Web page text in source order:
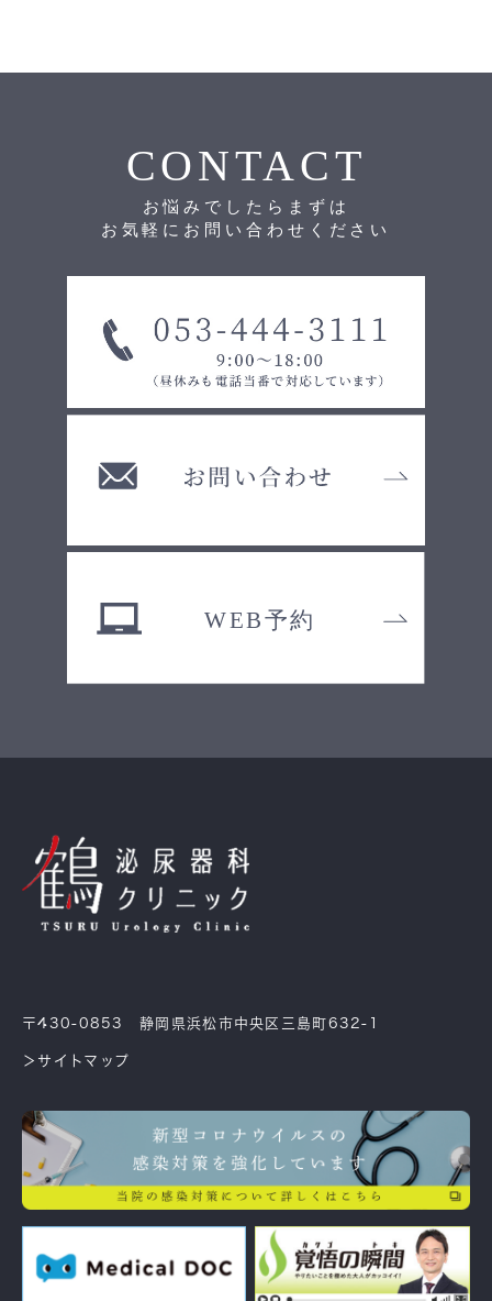
CONTACT
お悩みでしたらまずは
お気軽にお問い合わせください
〒430-0853 静岡県浜松市中央区三島町632-1
＞サイトマップ